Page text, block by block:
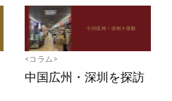
<コラム>
中国広州・深圳を探訪